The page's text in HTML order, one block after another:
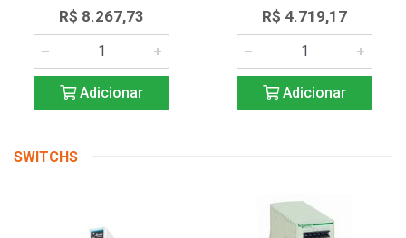
R$ 8.267,73
Adicionar
R$ 4.719,17
Adicionar
SWITCHS